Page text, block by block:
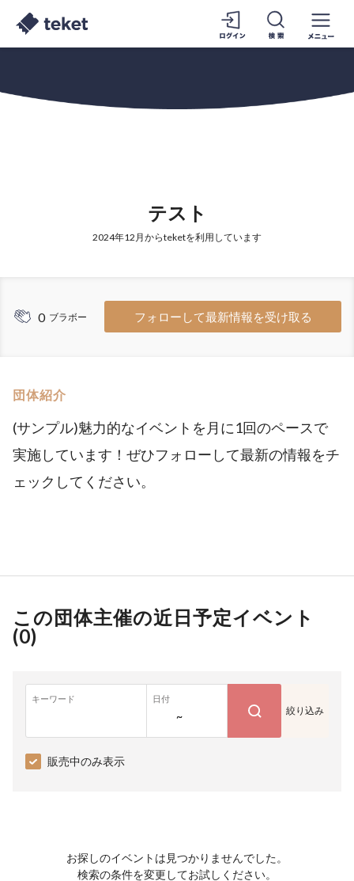
テスト
2024年12月からteketを利用しています
0 ブラボー フォローして最新情報を受け取る
団体紹介
(サンプル)魅力的なイベントを月に1回のペースで
実施しています！ぜひフォローして最新の情報をチ
ェックしてください。
この団体主催の近日予定イベント
(0)
キーワード 日付
~ 絞り込み
販売中のみ表示
お探しのイベントは見つかりませんでした。
検索の条件を変更してお試しください。